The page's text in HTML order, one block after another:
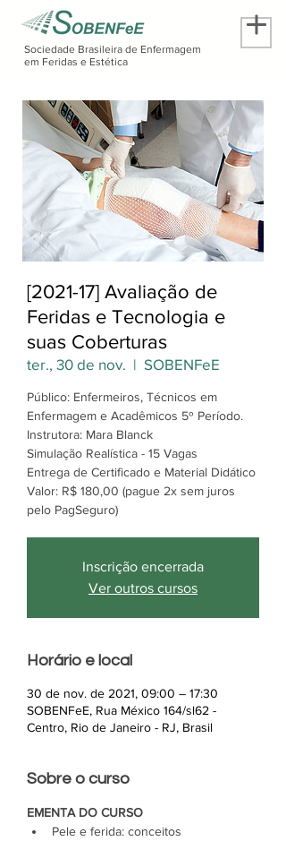
Sociedade Brasileira de Enfermagem
em Feridas e Estética
[2021-17] Avaliação de
Feridas e Tecnologia e
suas Coberturas
ter., 30 de nov.
  |
SOBENFeE
Público: Enfermeiros, Técnicos em
Enfermagem e Acadêmicos 5º Período.
Instrutora: Mara Blanck
Simulação Realística - 15 Vagas
Entrega de Certificado e Material Didático
Valor: R$ 180,00 (pague 2x sem juros
pelo PagSeguro)
Inscrição encerrada
Ver outros cursos
Horário e local
30 de nov. de 2021, 09:00 – 17:30
SOBENFeE, Rua México 164/sl62 -
Centro, Rio de Janeiro - RJ, Brasil
Sobre o curso
EMENTA DO CURSO
Pele e ferida: conceitos